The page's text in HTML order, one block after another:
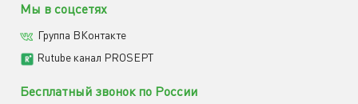
Мы в соцсетях
Группа ВКонтакте
Rutube канал PROSEPT
Бесплатный звонок по России